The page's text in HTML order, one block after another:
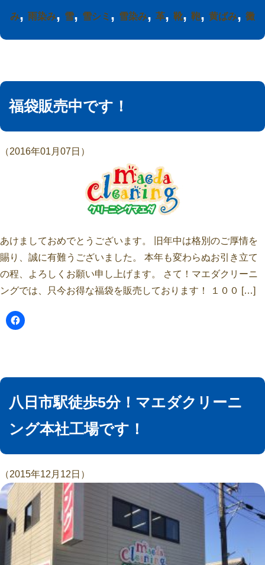
み, 雨染み, 雪, 雪シミ , 雪染み, 革, 靴, 鞄, 黄ばみ, 黴
福袋販売中です！
（2016年01月07日）
あけましておめでとうございます。 旧年中は格別のご厚情を
賜り、誠に有難うございました。 本年も変わらぬお引き立て
の程、よろしくお願い申し上げます。 さて！マエダクリーニ
ングでは、只今お得な福袋を販売しております！ １００ […]
八日市駅徒歩5分！マエダクリーニ
ング本社工場です！
（2015年12月12日）